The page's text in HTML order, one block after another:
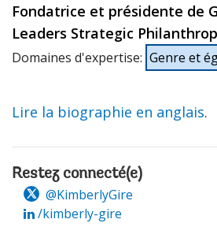
Fondatrice et présidente de
Leaders Strategic
Domaines d'expertise: Genre et
Lire la biographie en anglais.
Restez connecté(e)
@KimberlyGire
/kimberly-gire